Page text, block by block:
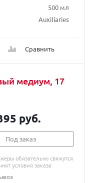
500 мл
Auxiliaries
Сравнить
медиум, 17
руб.
Под заказ
обязательно свяжутся
условия заказа